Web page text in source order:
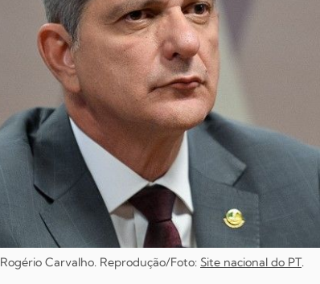
Rogério Carvalho. Reprodução/Foto: Site nacional do PT.